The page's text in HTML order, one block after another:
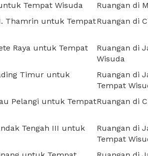
Tempat Wisuda
Ruangan di
Thamrin untuk TempatRuangan di
Raya untuk Tempat
Ruangan di
Wisuda
Timur untuk
Ruangan di
Tempat
Pelangi untuk TempatRuangan di
Tengah III untuk
Ruangan di
Tempat